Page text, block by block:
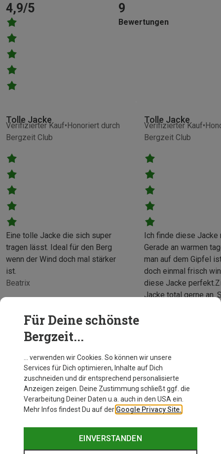
4,9/5 9
Bewertungen
Beatrix
Verifizierter Kauf Honoriert durch
Bergzeit Club
Tolle Jacke
Eine tolle Jacke die sich super
tragen lässt. Ideal für den Berg
wenn der Wind doch mal stärker
ist.
Verifizierter Kauf
Bergzeit Club
Tolle Jacke
Ich finde diese Jacke
Gerade an warmen
man auf dem Gipfel
doch einmal frisch
diese Jacke
Jacke total gerne an.
Für Deine schönste
Bergzeit...
… verwenden wir Cookies. So können wir unsere
Services für Dich optimieren, Inhalte auf Dich
zuschneiden und dir entsprechend personalisierte
Anzeigen zeigen. Deine Zustimmung schließt ggf. die
Verarbeitung Deiner Daten u.a. auch in den USA ein.
Mehr Infos findest Du auf der Google Privacy Site.
EINVERSTANDEN